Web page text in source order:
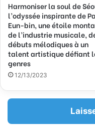
Harmoniser la soul de
l’odyssée inspirante de
Eun-bin, une étoile
de l’industrie musicale,
débuts mélodiques à un
talent artistique défiant
genres
12/13/2023